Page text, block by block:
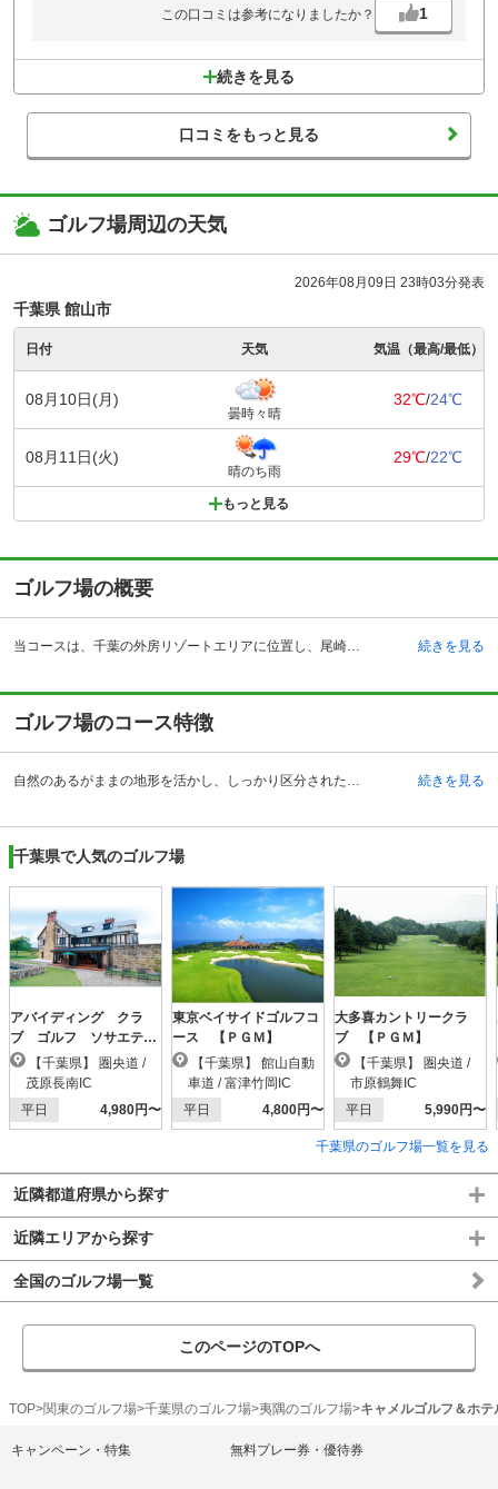
この口コミは参考になりましたか？ 1
続きを見る
口コミをもっと見る
ゴルフ場周辺の天気
2026年08月09日 23時03分発表
千葉県 館山市
日付 天気 気温（最高/最低）
08月10日(月)
曇時々晴
32℃/24℃
08月11日(火)
晴のち雨
29℃/22℃
もっと見る
ゴルフ場の概要
当コースは、千葉の外房リゾートエリアに位置し、尾崎将司プロ監修のゴルフ場として1995年4月薄井茂の設計でオープンしました。ビギナーから上級者までゴルフを楽しめるゴルフ場として人気です。18ホール、パー72、コースレート71.4、OUTコース3340ヤード、INコース3,138ヤード、総ヤード数6,478ヤード、丘陵形状のコースで、ベントグリーン、面積約93.7万平方メートルの自然豊かなゴルフ場です。 宿泊施設も併設され、全11室の客室は、大理石や御影石が贅沢にほどこされたバスルームなどリッチな気分を味わえます。全室フェアウェイビューで101平方メートル（2LDK）の広々とした欧米スタイルのスウィートヴィラでは、ゴルフ場で暮らすようなリゾートライフが過ごせます。宿泊を伴う各種プランもあり、ゴルフの楽しみやアフターゴルフのゆったりとしたリゾートステイも楽しめます。 続きを見る
ゴルフ場のコース特徴
自然のあるがままの地形を活かし、しっかり区分された各ホールは、美しさと戦略性を併せ持ち、14本全てのクラブを駆使して攻略しなくてはいけない刺激あるコースです。 INコースの各ホールは慎重にホールルートを考えて攻めなければスコアをまとめることは難しいコースです。特に、13,15,18番ホールは飛距離だけにこだわると厳しいバンカーにつかまります。飛距離だけが目的のゴルフではなく、アイアンなどで細かく刻むなど緻密なプレーが大切です。どのホールもリゾートコースならではの開放感を存分に感じられ、コースは乗用カートによるセルフプレーの各ホール変化に富んだ18ホールになっています。どのようなレベルのゴルファーも本当のゴルフを楽しむことができるゴルフ場です。 続きを見る
千葉県で人気のゴルフ場
アバイディング クラ
ブ ゴルフ ソサエテ
ィ 【ＰＧＭ】
茂原長南IC
平日
4,980円〜
東京ベイサイドゴルフコ
ース 【ＰＧＭ】
車道 / 富津竹岡IC
平日
4,800円〜
大多喜カントリークラ
ブ 【ＰＧＭ】
市原鶴舞IC
平日
5,990円〜
千葉県のゴルフ場一覧を見る
近隣都道府県から探す
近隣エリアから探す
全国のゴルフ場一覧
このページのTOPへ
TOP 関東のゴルフ場 千葉県のゴルフ場 夷隅のゴルフ場 キャメルゴルフ＆ホテ
キャンペーン・特集 無料プレー券・優待券